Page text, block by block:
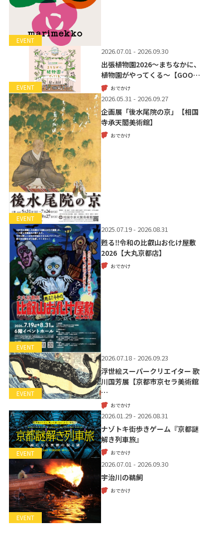
EVENT
EVENT
2026.07.01 - 2026.09.30
出張植物園2026～まちなかに、
植物園がやってくる～【GOO…
おでかけ
EVENT
2026.05.31 - 2026.09.27
企画展「後水尾院の京」【相国
寺承天閣美術館】
おでかけ
EVENT
2025.07.19 - 2026.08.31
甦る‼令和の比叡山お化け屋敷
2026【大丸京都店】
おでかけ
EVENT
2026.07.18 - 2026.09.23
浮世絵スーパークリエイター 歌
川国芳展【京都市京セラ美術館
…
おでかけ
EVENT
2026.01.29 - 2026.08.31
ナゾトキ街歩きゲーム『京都謎
解き列車旅』
おでかけ
EVENT
2026.07.01 - 2026.09.30
宇治川の鵜飼
おでかけ